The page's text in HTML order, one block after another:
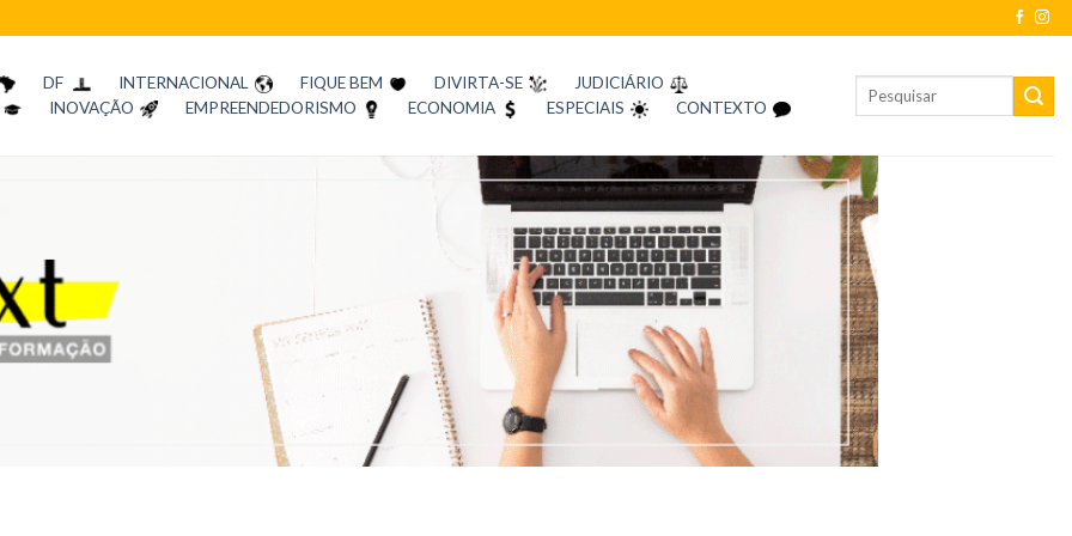
DF INTERNACIONAL FIQUE BEM DIVIRTA-SE
JUDICIÁRIO
INOVAÇÃO EMPREENDEDORISMO ECONOMIA ESPECIAIS CONTEXTO